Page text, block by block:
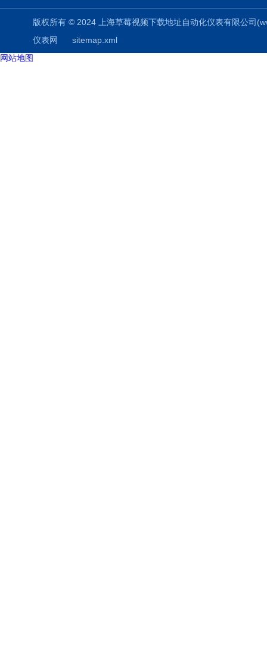
版权所有 © 2024 上海草莓视频下载地址自动化仪表有限公
仪表网
sitemap.xml
网站地图